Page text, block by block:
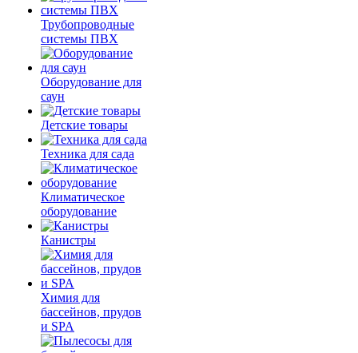
Трубопроводные
системы ПВХ
Оборудование для
саун
Детские товары
Техника для сада
Климатическое
оборудование
Канистры
Химия для
бассейнов, прудов
и SPA